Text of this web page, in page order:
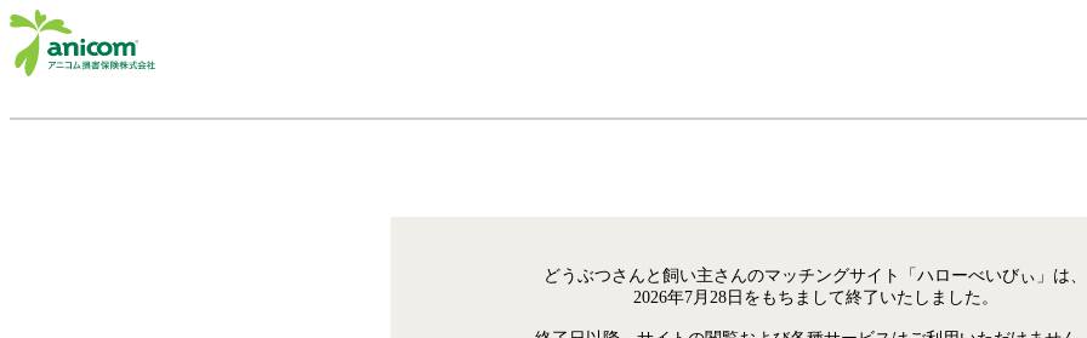
どうぶつさんと飼い主さんのマッチングサイト「ハローべいびぃ」は、
2026年7月28日をもちまして終了いたしました。